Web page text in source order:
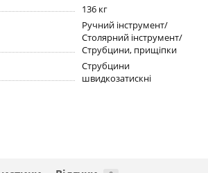
136 кг
Ручний інструмент/
Столярний інструмент/
Струбцини, прищіпки
Струбцини
швидкозатискні